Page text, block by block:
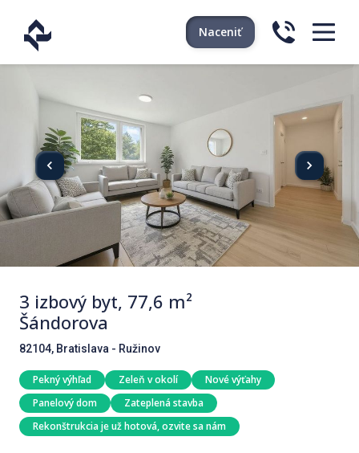
Naceniť
3 izbový byt, 77,6 m²
Šándorova
82104, Bratislava - Ružinov
Pekný výhľad Zeleň v okolí
Nové výťahy
Panelový dom
Zateplená stavba
Rekonštrukcia je už hotová, ozvite sa nám